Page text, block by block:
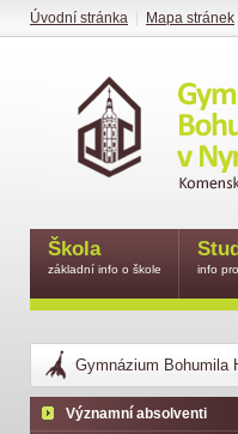
Gymnázium Bohumila
Významní absolventi
Škola
základní info o škole info
Úvodní stránka Mapa stránek